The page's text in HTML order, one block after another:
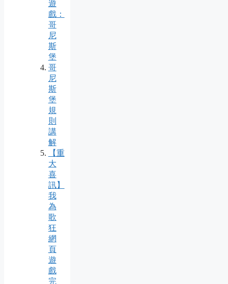
遊
戲：
哥
尼
斯
堡
哥
尼
斯
堡
規
則
講
解
【重
大
喜
訊】
我
為
歌
狂
網
頁
遊
戲
完